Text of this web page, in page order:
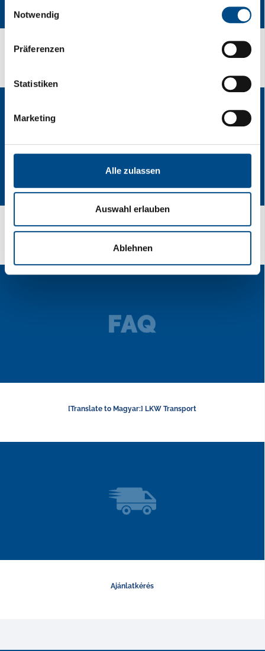
gesammelt haben.
Notwendig
Präferenzen
Statistiken
Marketing
Alle zulassen
Auswahl erlauben
Ablehnen
Útvonalak
[Translate to Magyar:] LKW Transport
Ajánlatkérés